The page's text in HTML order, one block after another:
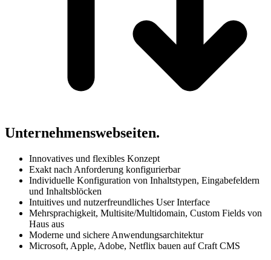
Unternehmenswebseiten.
Innovatives und flexibles Konzept
Exakt nach Anforderung konfigurierbar
Individuelle Konfiguration von Inhaltstypen, Eingabefeldern
und Inhaltsblöcken
Intuitives und nutzerfreundliches User Interface
Mehrsprachigkeit, Multisite/Multidomain, Custom Fields von
Haus aus
Moderne und sichere Anwendungsarchitektur
Microsoft, Apple, Adobe, Netflix bauen auf Craft CMS